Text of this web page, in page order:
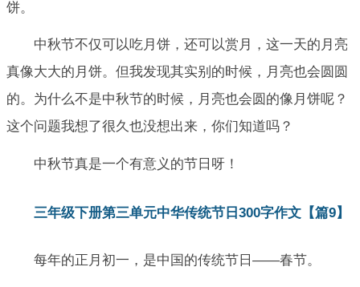
饼。
中秋节不仅可以吃月饼，还可以赏月，这一天的月亮
真像大大的月饼。但我发现其实别的时候，月亮也会圆圆
的。为什么不是中秋节的时候，月亮也会圆的像月饼呢？
这个问题我想了很久也没想出来，你们知道吗？
中秋节真是一个有意义的节日呀！
三年级下册第三单元中华传统节日300字作文【篇9】
每年的正月初一，是中国的传统节日——春节。